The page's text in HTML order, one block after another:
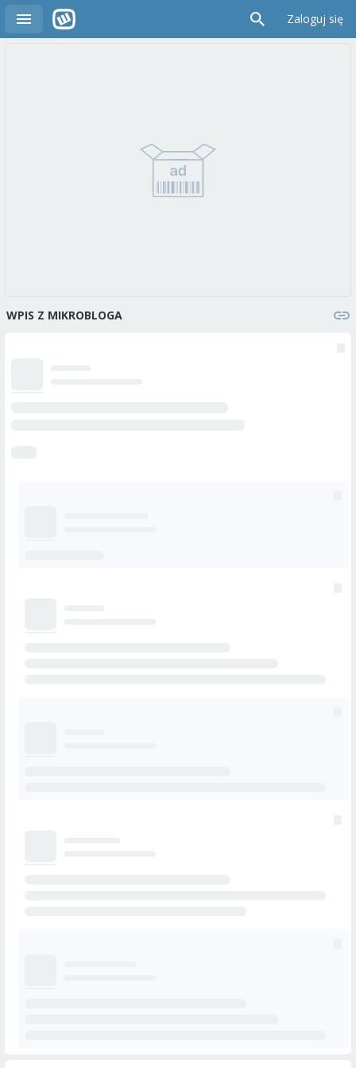
Zaloguj się
WPIS Z MIKROBLOGA